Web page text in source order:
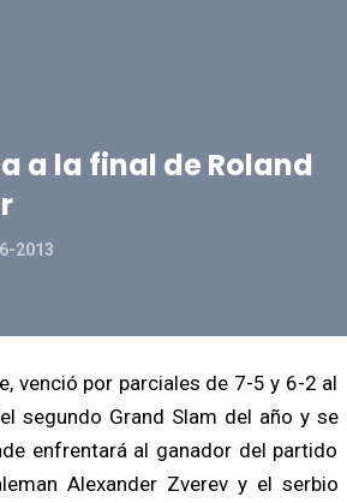
a la final de Roland
2013
venció por parciales de 7-5 y 6-2 al
segundo Grand Slam del año y se
enfrentará al ganador del partido
Alexander Zverev y el serbio